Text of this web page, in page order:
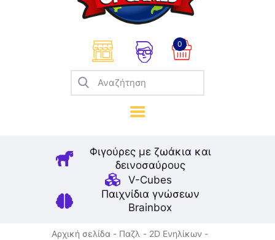
0
Φιγούρες με ζωάκια και
δεινοσαύρους
V-Cubes
Παιχνίδια γνώσεων
Brainbox
Παιχνίδια Καρτών
Σπαζοκεφαλιές
Κατασκευές
Καλλιτεχνικά
Μοντελισμός
Βιβλία
Παιχνίδια Ρόλων
Αρχική σελίδα Παζλ
2D Ενηλίκων